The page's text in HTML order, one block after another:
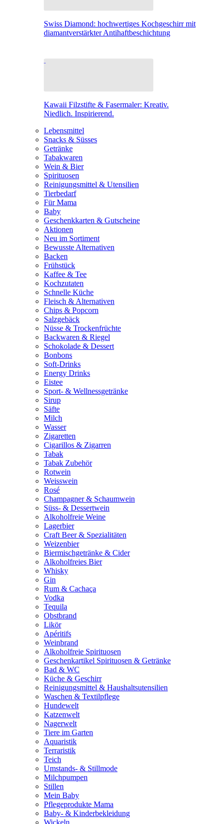
Swiss Diamond: hochwertiges Kochgeschirr mit
diamantverstärkter Antihaftbeschichtung
Kawaii Filzstifte & Fasermaler: Kreativ.
Niedlich. Inspirierend.
Lebensmittel
Snacks & Süsses
Getränke
Tabakwaren
Wein & Bier
Spirituosen
Reinigungsmittel & Utensilien
Tierbedarf
Für Mama
Baby
Geschenkkarten & Gutscheine
Aktionen
Neu im Sortiment
Bewusste Alternativen
Backen
Frühstück
Kaffee & Tee
Kochzutaten
Schnelle Küche
Fleisch & Alternativen
Chips & Popcorn
Salzgebäck
Nüsse & Trockenfrüchte
Backwaren & Riegel
Schokolade & Dessert
Bonbons
Soft-Drinks
Energy Drinks
Eistee
Sport- & Wellnessgetränke
Sirup
Säfte
Milch
Wasser
Zigaretten
Cigarillos & Zigarren
Tabak
Tabak Zubehör
Rotwein
Weisswein
Rosé
Champagner & Schaumwein
Süss- & Dessertwein
Alkoholfreie Weine
Lagerbier
Craft Beer & Spezialitäten
Weizenbier
Biermischgetränke & Cider
Alkoholfreies Bier
Whisky
Gin
Rum & Cachaça
Vodka
Tequila
Obstbrand
Likör
Apéritifs
Weinbrand
Alkoholfreie Spirituosen
Geschenkartikel Spirituosen & Getränke
Bad & WC
Küche & Geschirr
Reinigungsmittel & Haushaltsutensilien
Waschen & Textilpflege
Hundewelt
Katzenwelt
Nagerwelt
Tiere im Garten
Aquaristik
Terraristik
Teich
Umstands- & Stillmode
Milchpumpen
Stillen
Mein Baby
Pflegeprodukte Mama
Baby- & Kinderbekleidung
Wickeln